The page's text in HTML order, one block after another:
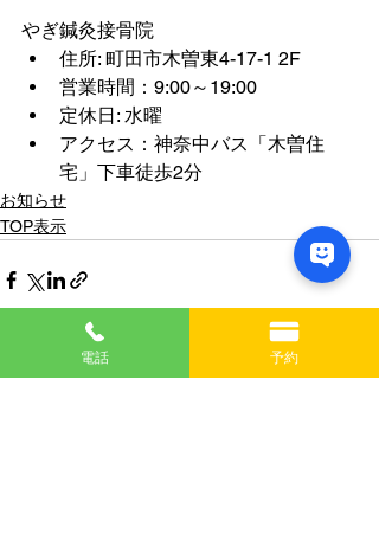
やぎ鍼灸接骨院
住所: 町田市木曽東4-17-1 2F
営業時間：9:00～19:00
定休日: 水曜
アクセス：神奈中バス「木曽住
宅」下車徒歩2分
お知らせ
TOP表示
最新記事 すべて表示
電話 予約